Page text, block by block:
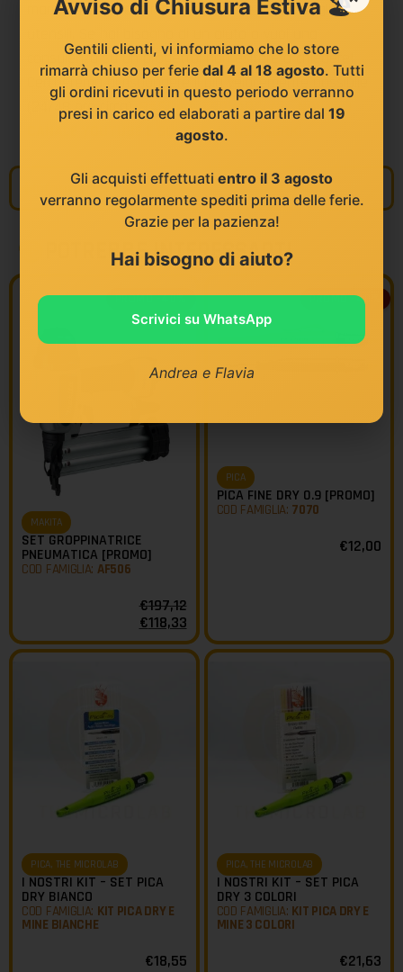
marcatura fino alla manutenzione e pulizia degli
consulenza su un progetto, non esitare a chiedere!
Cercheremo di rispondere il più velocemente possibile
(24/48 ore circa).PASSA A TROVARCI NEL NOSTRO
CANALE YOUTUBE E SUI SOCIAL NETWORK!
Informazioni
POTREBBE INTERESSARTI
PROMO -40%
MAKITA
SET GROPPINATRICE
PNEUMATICA [PROMO]
COD FAMIGLIA: AF506
€197,12
€118,33
PROMO -40%
PICA
PICA FINE DRY 0.9 [PROMO]
COD FAMIGLIA: 7070
€12,00
PICA, THE MICROLAB
I NOSTRI KIT – SET PICA
DRY BIANCO
COD FAMIGLIA: KIT PICA DRY E
MINE BIANCHE
€18,55
PICA,THE MICROLAB
I NOSTRI KIT – SET PICA
DRY 3 COLORI
COD FAMIGLIA: KIT PICA DRY E
MINE 3 COLORI
€21,63
Avviso di Chiusura Estiva 🏖️
Gentili clienti, vi informiamo che lo store
rimarrà chiuso per ferie dal 4 al 18 agosto. Tutti
gli ordini ricevuti in questo periodo verranno
presi in carico ed elaborati a partire dal 19
agosto.
Gli acquisti effettuati entro il 3 agosto
verranno regolarmente spediti prima delle ferie.
Grazie per la pazienza!
Hai bisogno di aiuto?
Scrivici su WhatsApp
Andrea e Flavia